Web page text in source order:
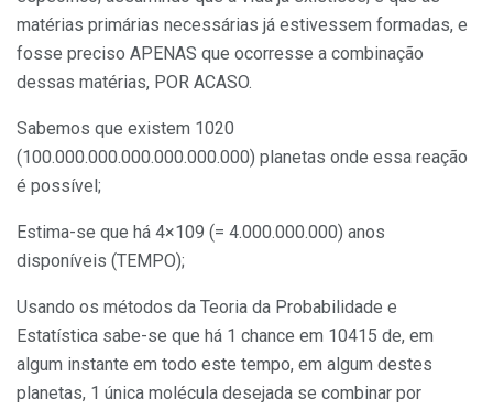
matérias primárias necessárias já estivessem formadas, e
fosse preciso APENAS que ocorresse a combinação
dessas matérias, POR ACASO.
Sabemos que existem 1020
(100.000.000.000.000.000.000) planetas onde essa reação
é possível;
Estima-se que há 4×109 (= 4.000.000.000) anos
disponíveis (TEMPO);
Usando os métodos da Teoria da Probabilidade e
Estatística sabe-se que há 1 chance em 10415 de, em
algum instante em todo este tempo, em algum destes
planetas, 1 única molécula desejada se combinar por